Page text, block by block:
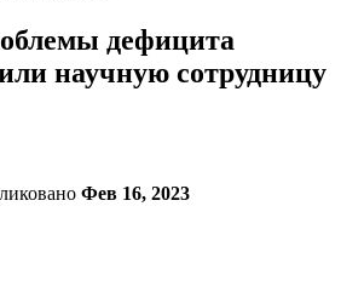
дефицита
научную сотрудницу
Фев 16, 2023